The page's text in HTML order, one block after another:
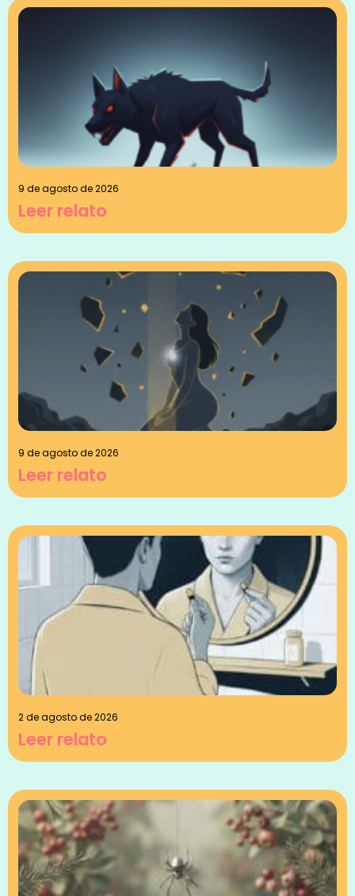
9 de agosto de 2026
Leer relato
9 de agosto de 2026
Leer relato
2 de agosto de 2026
Leer relato